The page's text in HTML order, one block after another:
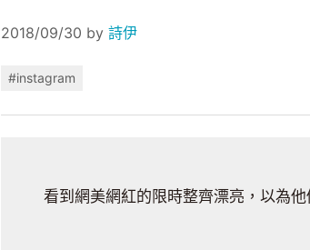
2018/09/30 by 詩伊
#instagram
看到網美網紅的限時整齊漂亮，以為